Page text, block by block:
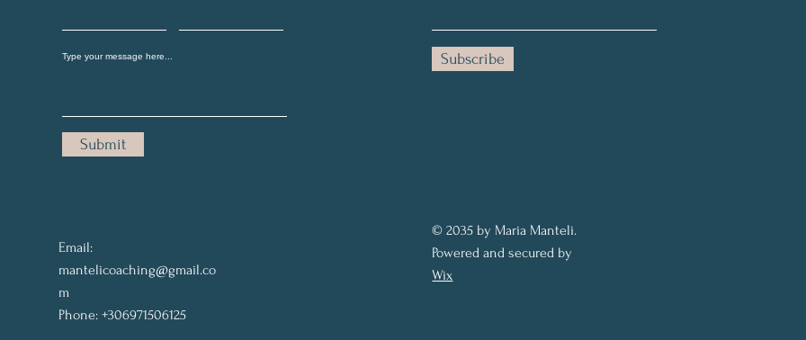
Submit
Email:
mantelicoaching@gmail.co
m
Phone: +306971506125
Subscribe
© 2035 by Maria Manteli.
Powered and secured by
Wix